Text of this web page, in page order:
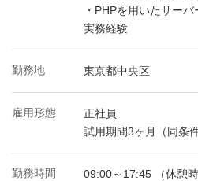
・PHPを用いたサー
実務経験
勤務地 東京都中央区
雇用形態
正社員
試用期間3ヶ月（同条件
勤務時間
09:00～17:45 （休憩時